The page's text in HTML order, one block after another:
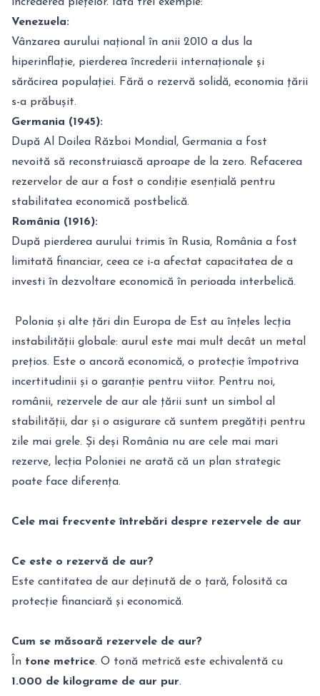
Venezuela:
Vânzarea aurului național în anii 2010 a dus la
hiperinflație, pierderea încrederii internaționale și
sărăcirea populației. Fără o rezervă solidă, economia țării
s-a prăbușit.
Germania (1945):
După Al Doilea Război Mondial, Germania a fost
nevoită să reconstruiască aproape de la zero. Refacerea
rezervelor de aur a fost o condiție esențială pentru
stabilitatea economică postbelică.
România (1916):
După pierderea aurului trimis în Rusia, România a fost
limitată financiar, ceea ce i-a afectat capacitatea de a
investi în dezvoltare economică în perioada interbelică.
Polonia și alte țări din Europa de Est au înțeles lecția
instabilității globale: aurul este mai mult decât un metal
prețios. Este o ancoră economică, o protecție împotriva
incertitudinii și o garanție pentru viitor. Pentru noi,
românii, rezervele de aur ale țării sunt un simbol al
stabilității, dar și o asigurare că suntem pregătiți pentru
zile mai grele. Și deși România nu are cele mai mari
rezerve, lecția Poloniei ne arată că un plan strategic
poate face diferența.
Cele mai frecvente întrebări despre rezervele de aur
Ce este o rezervă de aur?
Este cantitatea de aur deținută de o țară, folosită ca
protecție financiară și economică.
Cum se măsoară rezervele de aur?
În tone metrice. O tonă metrică este echivalentă cu
1.000 de kilograme de aur pur.